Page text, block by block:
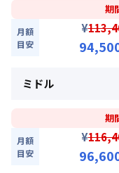
ンペーンを適
入居日・期間
用お値引き可
お問い合わせく
利用条件
上ご利用のお客
対象期間
期
月額
目安
¥
割引
2026年8
、賃料30%引きキャ
ミドル
期
月額
目安
¥